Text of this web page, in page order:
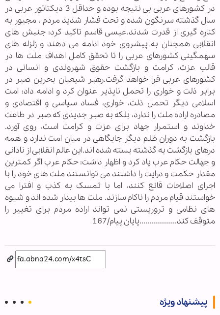
در کشورهای عربی بی نتیجه بوده و حداقل 3 دیکتاتور عربی در
سال گذشته سرنگون شده و تحت فشار شدید مردم ، مجبور به
کناره گیری از قدرت شدند.عیسی قاسم تاکید کرد: جنبش های
انقلابی همچنان به پیشروی خود ادامه می دهند و زلزله های
سهمگینی کشورهای عربی را تا تحقق کامل اهداف ملت ها در
قالب عزت، کرامت و بازگشت حقوق شهروندی و انسانی در
کشورهای عربی فرا خواهد گرفت.رهبر شیعیان بحرین صبر در
برابر ذلت و خواری را تحمل ناپذیر عنوان کرد و ادامه داد: امت
اسلامی دیگر تحمل ذلت، خواری، فساد سیاسی و اقتصادی و
مصادره اراده ملت را ندارد، بلکه به صبر جدیدی که صبر در طاعت
خداوند و استمرار جهاد برای عزت و کرامت است، روی آورد.
بازگشت به دوران ظلم دیگر جایگاهی در میان امت ندارد و همه
درهای بازگشت به گذشته بسته شده اند.این عالم انقلابی از نادانی
و جهالت حکام عرب یاد کرد و اظهار داشت: حکام عرب اگر کمترین
مقدار حکمت و درایت را داشتند می توانستند ملت های خود را با
اجرای اصلاحات قانع کنند، اما با تمسک به کذب و افترا می
خواستند قیام مردم را ناکام سازند. ملت ها بیدار شده اند و شیوه
های نظامی و تروریستی نمی تواند اراده مردم برای تغییر را
متوقف کند...................پایان پیام/167
پیشنهاد ویژه